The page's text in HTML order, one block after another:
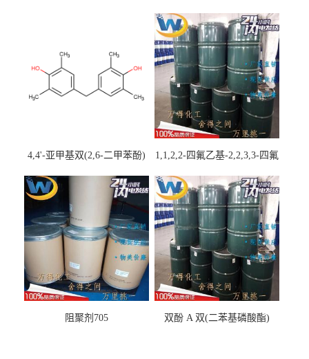
4,4'-亚甲基双(2,6-二甲苯酚)
1,1,2,2-四氟乙基-2,2,3,3-四氟
阻聚剂705 双酚 A 双(二苯基磷酸酯)